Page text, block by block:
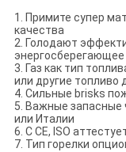
1. Примите супер
качества
2. Голодают
энергосберегающее
3. Газ как тип
или другие топливо
4. Сильные brisks
5. Важные запасные
или Италии
6. С CE, ISO
7. Тип горелки